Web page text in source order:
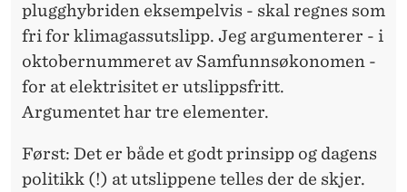
plugghybriden eksempelvis - skal regnes som
fri for klimagassutslipp. Jeg argumenterer - i
oktobernummeret av Samfunnsøkonomen -
for at elektrisitet er utslippsfritt.
Argumentet har tre elementer.
Først: Det er både et godt prinsipp og dagens
politikk (!) at utslippene telles der de skjer.